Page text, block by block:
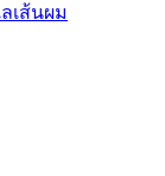
เส้นผม